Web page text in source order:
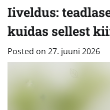
Iiveldus:
kuidas sellest
Posted on 27. juuni 2026